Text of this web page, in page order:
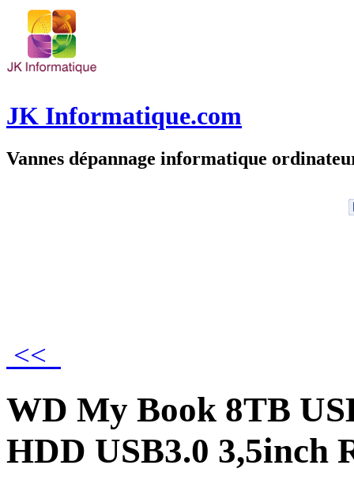
JK Informatique.com
Vannes dépannage informatique
<<
WD My Book 8TB
HDD USB3.0 3,5inch